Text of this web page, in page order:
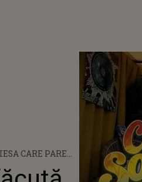
CARE PARE
DIMINEȚI